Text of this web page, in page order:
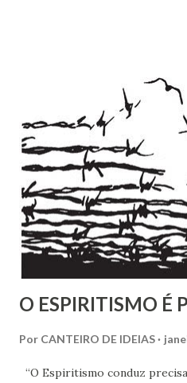
Pestalozzi a Rivail ou vice-
implantar seu método na
entrevista com o próprio
mostrou insensível aos seus
pequeno folheto sobre suas
impossível que não trocasse
que se assinava seu discípulo
seu método em Paris.
e amoroso, não era de ...
O ESPIRITISMO É
Por CANTEIRO DE IDEIAS
“O Espiritismo conduz